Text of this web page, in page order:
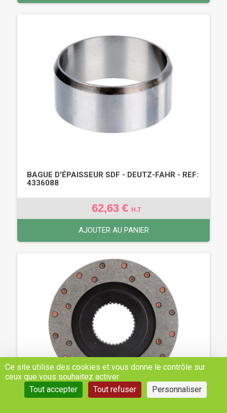
BAGUE D'ÉPAISSEUR SDF - DEUTZ-FAHR - REF:
4336088
62,63 € H.T
AJOUTER AU PANIER
Ce site utilise des cookies et vous donne le contrôle sur
ceux que vous souhaitez activer
Tout accepter
Tout refuser Personnaliser